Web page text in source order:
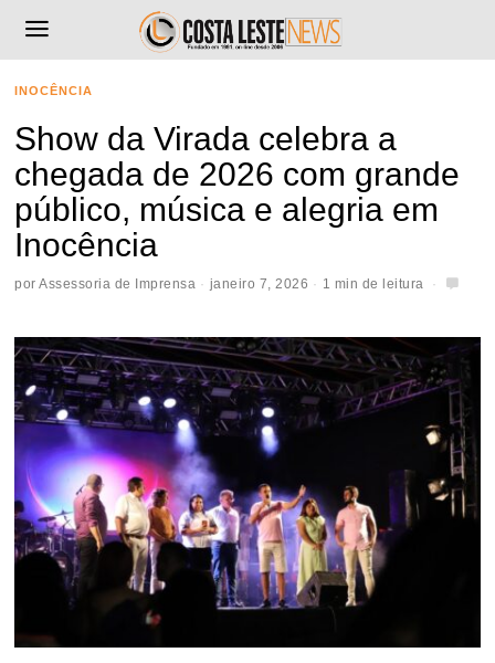
INOCÊNCIA
Show da Virada celebra a
chegada de 2026 com grande
público, música e alegria em
Inocência
porAssessoria de Imprensa janeiro 7, 2026 1 min de leitura